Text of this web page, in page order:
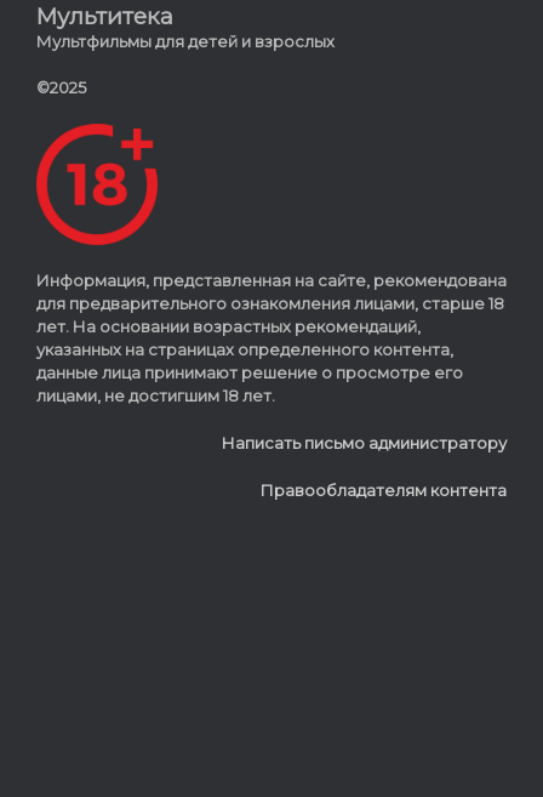
Мультитека
Мультфильмы для детей и взрослых
©2025
Информация, представленная на сайте, рекомендована
для предварительного ознакомления лицами, старше 18
лет. На основании возрастных рекомендаций,
указанных на страницах определенного контента,
данные лица принимают решение о просмотре его
лицами, не достигшим 18 лет.
Написать письмо администратору
Правообладателям контента